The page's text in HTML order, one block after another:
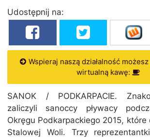
Udostępnij na:
Wspieraj naszą działalność
wirtualną kawę:
SANOK / PODKARPACIE.
zaliczyli sanoccy pływacy
Okręgu Podkarpackiego 2015, które
Stalowej Woli. Trzy